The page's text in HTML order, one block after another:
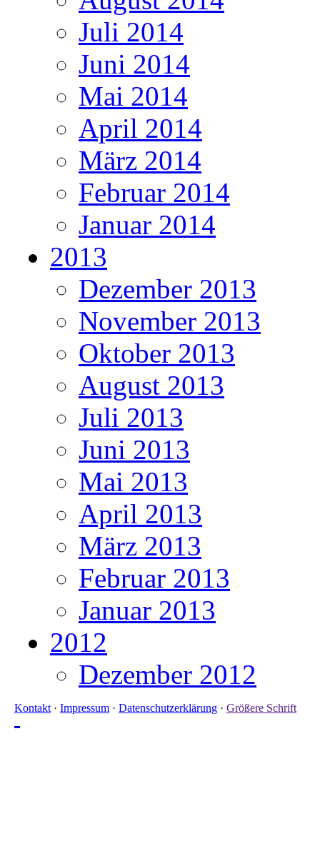
Juli 2014
Juni 2014
Mai 2014
April 2014
März 2014
Februar 2014
Januar 2014
2013
Dezember 2013
November 2013
Oktober 2013
August 2013
Juli 2013
Juni 2013
Mai 2013
April 2013
März 2013
Februar 2013
Januar 2013
2012
Dezember 2012
Kontakt · Impressum · Datenschutzerklärung · Größere Schrift